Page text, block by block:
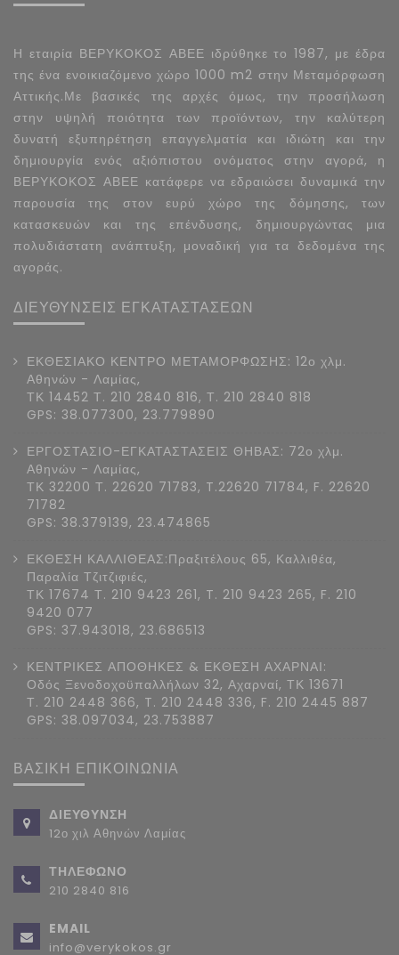
Η εταιρία ΒΕΡΥΚΟΚΟΣ ΑΒΕΕ ιδρύθηκε το 1987, με έδρα
της ένα ενοικιαζόμενο χώρο 1000 m2 στην Μεταμόρφωση
Αττικής.Με βασικές της αρχές όμως, την προσήλωση
στην υψηλή ποιότητα των προϊόντων, την καλύτερη
δυνατή εξυπηρέτηση επαγγελματία και ιδιώτη και την
δημιουργία ενός αξιόπιστου ονόματος στην αγορά, η
ΒΕΡΥΚΟΚΟΣ ΑΒΕΕ κατάφερε να εδραιώσει δυναμικά την
παρουσία της στον ευρύ χώρο της δόμησης, των
κατασκευών και της επένδυσης, δημιουργώντας μια
πολυδιάστατη ανάπτυξη, μοναδική για τα δεδομένα της
αγοράς.
ΔΙΕΥΘΥΝΣΕΙΣ ΕΓΚΑΤΑΣΤΑΣΕΩΝ
ΕΚΘΕΣΙΑΚΟ ΚΕΝΤΡΟ ΜΕΤΑΜΟΡΦΩΣΗΣ: 12ο χλμ.
Αθηνών - Λαμίας,
ΤΚ 14452 Τ. 210 2840 816, Τ. 210 2840 818
GPS: 38.077300, 23.779890
ΕΡΓΟΣΤΑΣΙΟ-ΕΓΚΑΤΑΣΤΑΣΕΙΣ ΘΗΒΑΣ: 72ο χλμ.
Αθηνών - Λαμίας,
ΤΚ 32200 Τ. 22620 71783, T.22620 71784, F. 22620
71782
GPS: 38.379139, 23.474865
ΕΚΘΕΣΗ ΚΑΛΛΙΘΕΑΣ:Πραξιτέλους 65, Καλλιθέα,
Παραλία Τζιτζιφιές,
ΤΚ 17674 Τ. 210 9423 261, T. 210 9423 265, F. 210
9420 077
GPS: 37.943018, 23.686513
ΚΕΝΤΡΙΚΕΣ ΑΠΟΘΗΚΕΣ & ΕΚΘΕΣΗ ΑΧΑΡΝΑΙ:
Οδός Ξενοδοχοϋπαλλήλων 32, Αχαρναί, ΤΚ 13671
Τ. 210 2448 366, T. 210 2448 336, F. 210 2445 887
GPS: 38.097034, 23.753887
ΒΑΣΙΚΗ ΕΠΙΚΟΙΝΩΝΙΑ
ΔΙΕΥΘΥΝΣΗ
12ο χιλ Αθηνών Λαμίας
ΤΗΛΕΦΩΝΟ
210 2840 816
EMAIL
info@verykokos.gr